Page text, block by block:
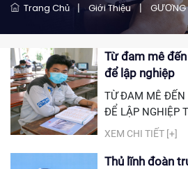
Trang Chủ | Giới Thiệu | GƯƠNG
Từ đam mê
để lập nghiệp
TỪ ĐAM MÊ ĐẾN
ĐỂ LẬP NGHIỆP
viên đam mê
hướng lựa chọn
XEM CHI TIẾT [+]
Thủ lĩnh đoàn